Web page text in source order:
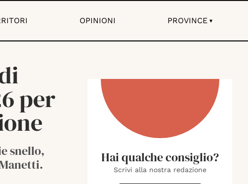
OPINIONI PROVINCE ▾
per
snello,
Hai qualche consiglio?
Scrivi alla nostra redazione